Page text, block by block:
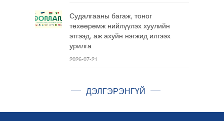
Судалгааны багаж, тоног
төхөөрөмж нийлүүлэх хуулийн
этгээд, аж ахуйн нэгжид илгээх
урилга
2026-07-21
ДЭЛГЭРЭНГҮЙ